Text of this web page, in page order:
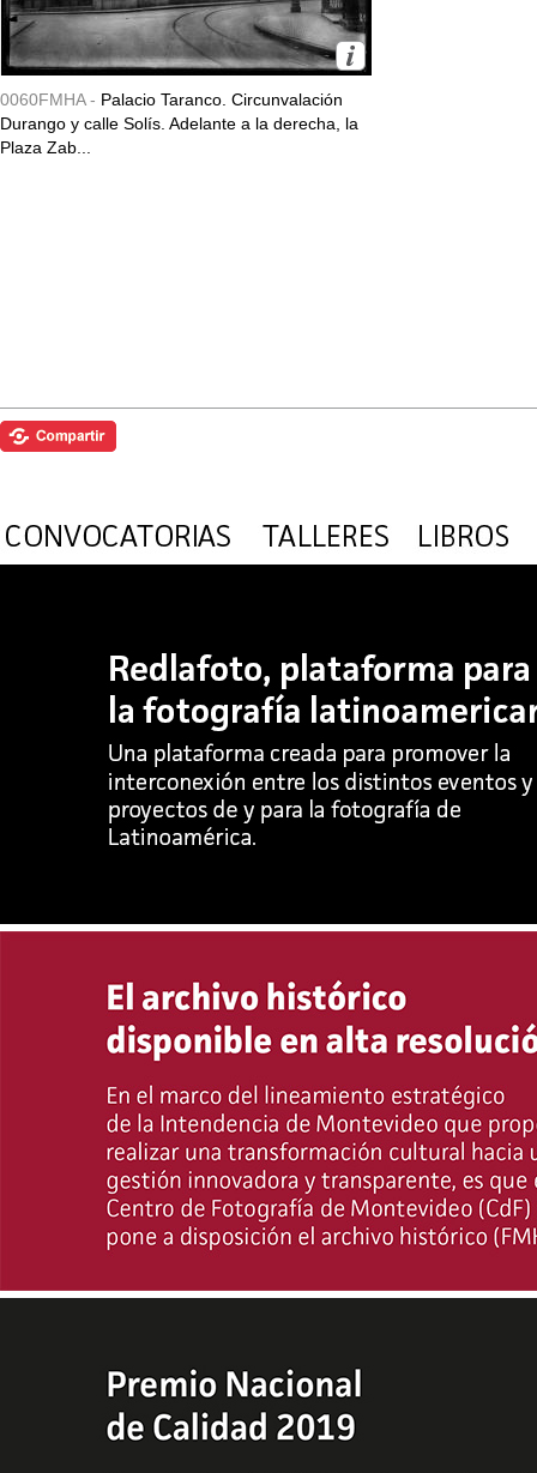
0060FMHA - Palacio Taranco. Circunvalación
Durango y calle Solís. Adelante a la derecha, la
Plaza Zab...